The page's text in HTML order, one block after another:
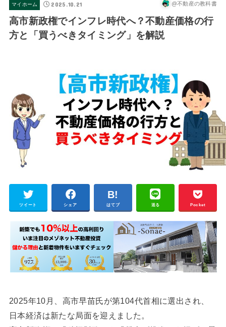
マイホーム 2025.10.21 @不動産の教科書
高市新政権でインフレ時代へ？不動産価格の行
方と「買うべきタイミング」を解説
ツイート シェア はてブ 送る Pocket
2025年10月、高市早苗氏が第104代首相に選出され、
日本経済は新たな局面を迎えました。